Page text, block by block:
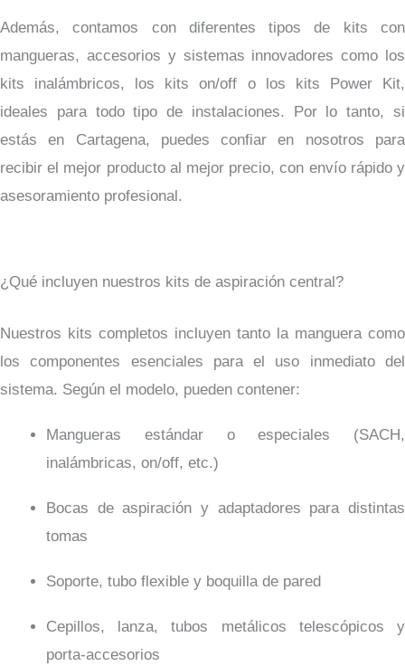
Además, contamos con diferentes tipos de kits con
mangueras, accesorios y sistemas innovadores como los
kits inalámbricos, los kits on/off o los kits Power Kit,
ideales para todo tipo de instalaciones. Por lo tanto, si
estás en Cartagena, puedes confiar en nosotros para
recibir el mejor producto al mejor precio, con envío rápido y
asesoramiento profesional.
¿Qué incluyen nuestros kits de aspiración central?
Nuestros kits completos incluyen tanto la manguera como
los componentes esenciales para el uso inmediato del
sistema. Según el modelo, pueden contener:
Mangueras estándar o especiales (SACH,
inalámbricas, on/off, etc.)
Bocas de aspiración y adaptadores para distintas
tomas
Soporte, tubo flexible y boquilla de pared
Cepillos, lanza, tubos metálicos telescópicos y
porta-accesorios